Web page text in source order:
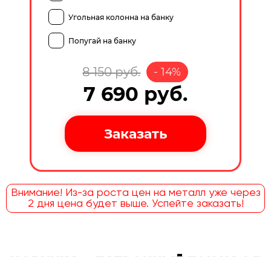
Угольная колонна на банку
Попугай на банку
8 150руб. -14%
7 690 руб.
Внимание! Из-за роста цен на металл уже через
2 дня цена будет выше. Успейте заказать!